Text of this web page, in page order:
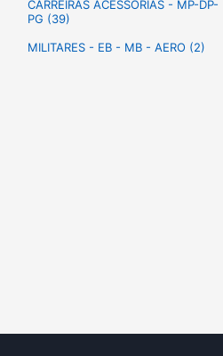
CARREIRAS ACESSÓRIAS - MP-DP-
PG (39)
MILITARES - EB - MB - AERO (2)